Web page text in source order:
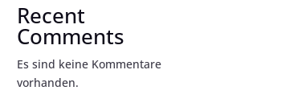
Recent
Comments
Es sind keine Kommentare
vorhanden.